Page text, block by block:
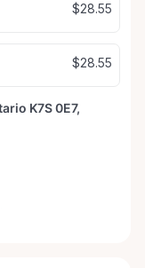
$28.55
$28.55